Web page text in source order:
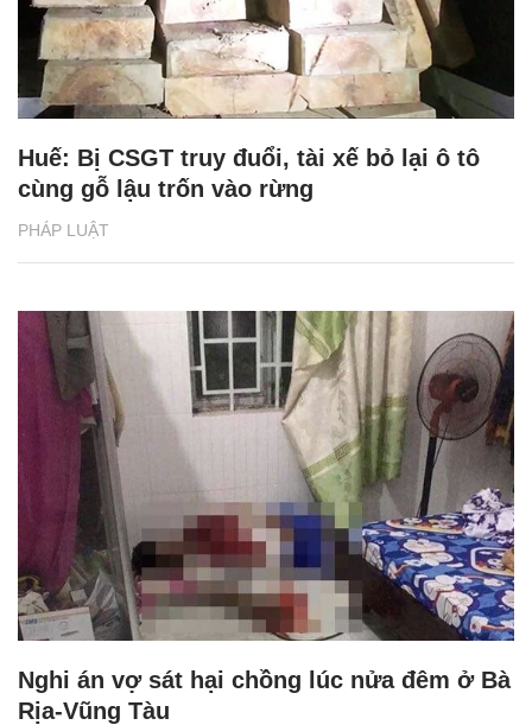
PHÁP LUẬT
Huế: Bị CSGT truy đuổi, tài xế bỏ lại ô tô
cùng gỗ lậu trốn vào rừng
Nghi án vợ sát hại chồng lúc nửa đêm ở Bà
Rịa-Vũng Tàu